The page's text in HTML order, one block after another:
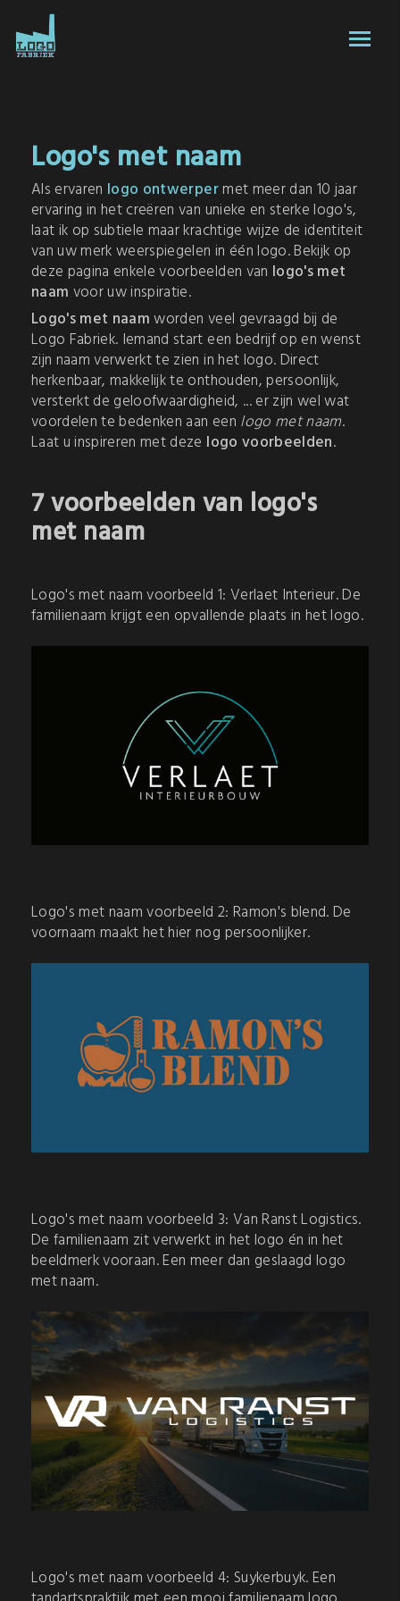
Logo's met naam
Als ervaren logo ontwerpermet meer dan 10 jaar
ervaring in het creëren van unieke en sterke logo's,
laat ik op subtiele maar krachtige wijze de identiteit
van uw merk weerspiegelen in één logo. Bekijk op
deze pagina enkele voorbeelden van logo's met
naam voor uw inspiratie.
Logo's met naamworden veel gevraagd bij de
Logo Fabriek. Iemand start een bedrijf op en wenst
zijn naam verwerkt te zien in het logo. Direct
herkenbaar, makkelijk te onthouden, persoonlijk,
versterkt de geloofwaardigheid, ... er zijn wel wat
voordelen te bedenken aan een logo met naam.
Laat u inspireren met deze logo voorbeelden.
7 voorbeelden van logo's
met naam
Logo's met naam voorbeeld 1: Verlaet Interieur. De
familienaam krijgt een opvallende plaats in het logo.
Logo's met naam voorbeeld 2: Ramon's blend. De
voornaam maakt het hier nog persoonlijker.
Logo's met naam voorbeeld 3: Van Ranst Logistics.
De familienaam zit verwerkt in het logo én in het
beeldmerk vooraan. Een meer dan geslaagd logo
met naam.
Logo's met naam voorbeeld 4: Suykerbuyk. Een